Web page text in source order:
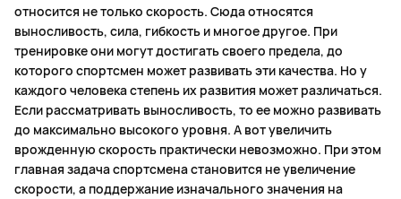
относится не только скорость. Сюда относятся
выносливость, сила, гибкость и многое другое. При
тренировке они могут достигать своего предела, до
которого спортсмен может развивать эти качества. Но у
каждого человека степень их развития может различаться.
Если рассматривать выносливость, то ее можно развивать
до максимально высокого уровня. А вот увеличить
врожденную скорость практически невозможно. При этом
главная задача спортсмена становится не увеличение
скорости, а поддержание изначального значения на